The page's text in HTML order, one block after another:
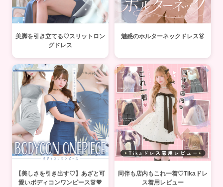
美脚を引き立てる♡スリットロン
グドレス
魅惑のホルターネックドレス👗
【美しさを引き出す♡】あざと可
愛いボディコンワンピース👗💖
同伴も店内もこれ一着♡Tikaドレ
ス着用レビュー